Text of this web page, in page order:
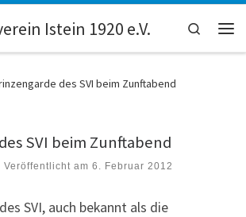
Istein 1920 e.V.
Search
des SVI beim Zunftabend
SVI beim Zunftabend
Veröffentlicht am6. Februar 2012
SVI, auch bekannt als die